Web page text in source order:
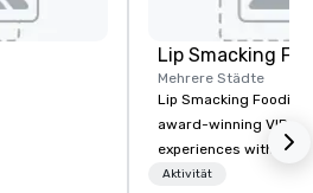
Lip Smacking
Mehrere Städte
Lip Smacking Foodie
award-winning VIP
experiences with
restaurants
Aktivität